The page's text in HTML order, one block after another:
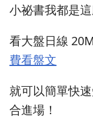
小祕書我都是這
看大盤日線
費看盤文
就可以簡單快
合進場！